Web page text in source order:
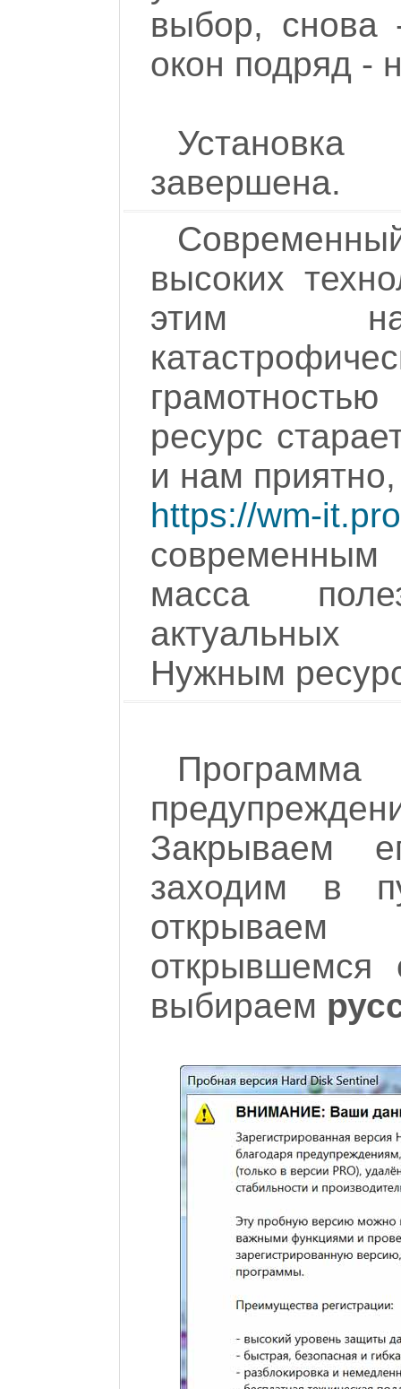
выбор, снова
окон подряд -
завершена.
высоких
этим
ресурс
и нам
https://wm-it.pro
масса
актуальных
Нужным
Закрываем
заходим в
выбираем